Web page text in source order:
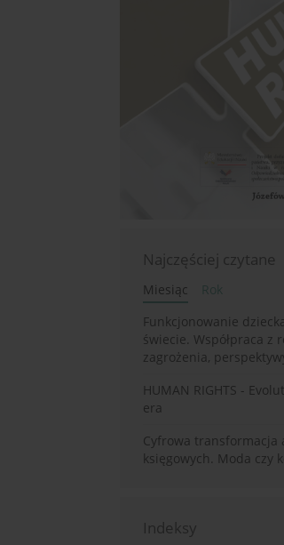
Najczęściej czytane
Miesiąc
Rok
Funkcjonowanie
świecie. Współpraca z
zagrożenia,
HUMAN RIGHTS -
era
Cyfrowa transformacja
księgowych. Moda czy
Indeksy